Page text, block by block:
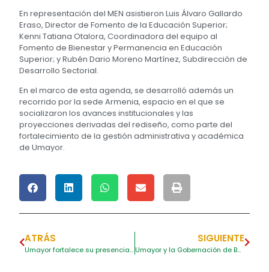
En representación del MEN asistieron Luis Álvaro Gallardo
Eraso, Director de Fomento de la Educación Superior;
Kenni Tatiana Otalora, Coordinadora del equipo al
Fomento de Bienestar y Permanencia en Educación
Superior; y Rubén Dario Moreno Martínez, Subdirección de
Desarrollo Sectorial.
En el marco de esta agenda, se desarrolló además un
recorrido por la sede Armenia, espacio en el que se
socializaron los avances institucionales y las
proyecciones derivadas del rediseño, como parte del
fortalecimiento de la gestión administrativa y académica
de Umayor.
ATRÁS
Umayor fortalece su presencia en Santa Ana a través de Regionalización
SIGUIENTE
Umayor y la Gobernación de Bolívar avanzan en articulación para fortalecer la educación